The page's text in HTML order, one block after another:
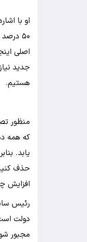
او با
۵۰
جدید
هستیم.
منظور
که همه
یابد.
حذف
افزایش
رئیس
دولت
مجبور